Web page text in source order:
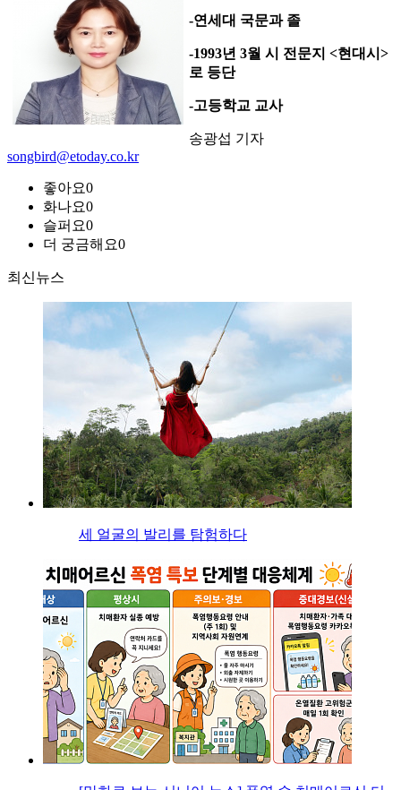
-연세대 국문과 졸
-1993년 3월 시 전문지 <현대시>
로 등단
-고등학교 교사
송광섭 기자
songbird@etoday.co.kr
좋아요0
화나요0
슬퍼요0
더 궁금해요0
최신뉴스
세 얼굴의 발리를 탐험하다